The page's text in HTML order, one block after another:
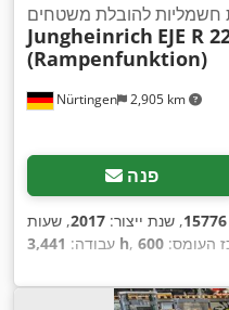
Nürtingen 2,905 km
חשמליות להובלת משטחים
Jungheinrich EJE R
(Rampenfunktion)
פנה
15776, שנת ייצור: 2017, שעות
עבודה: 3,441 h העומס: 600
מתח סוללה:24 V 658 ק"ג